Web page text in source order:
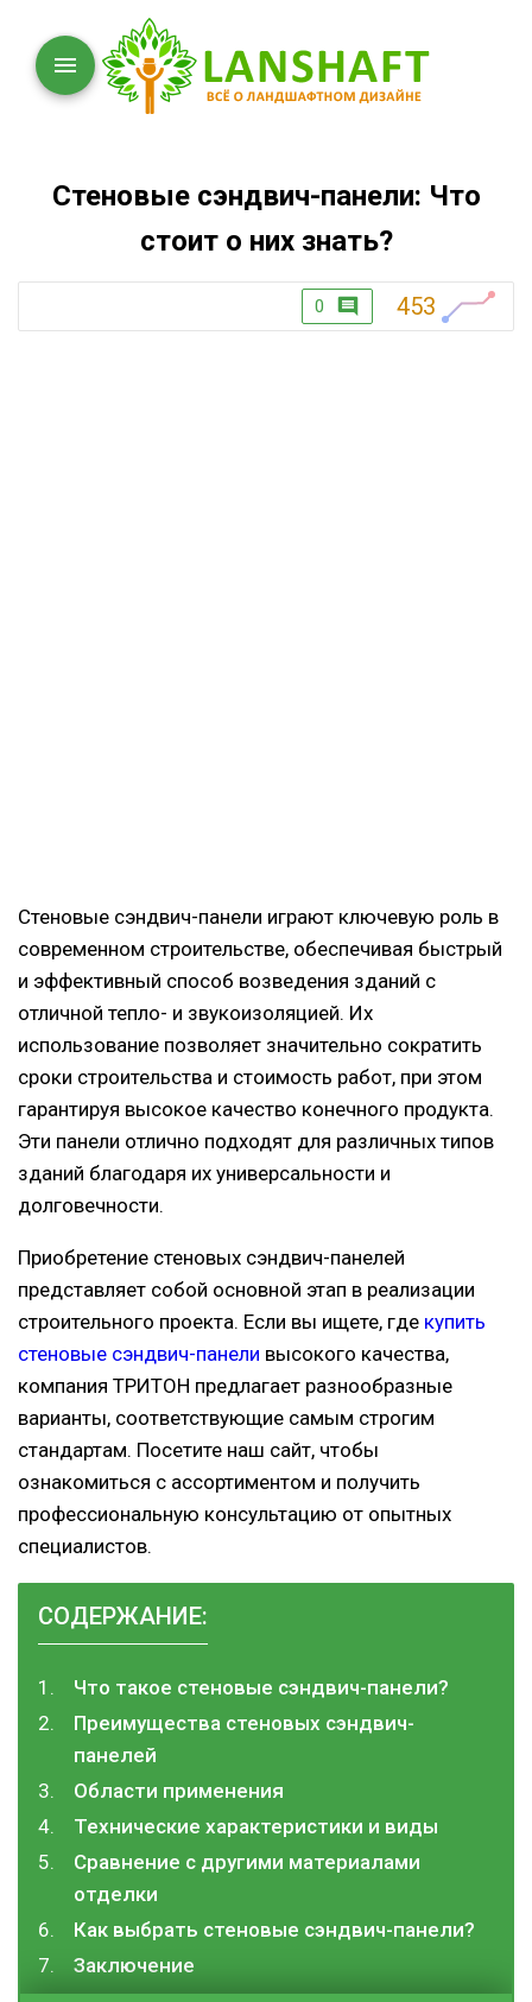
Стеновые сэндвич-панели: Что
стоит о них знать?
0 453
Стеновые сэндвич-панели играют ключевую роль в
современном строительстве, обеспечивая быстрый
и эффективный способ возведения зданий с
отличной тепло- и звукоизоляцией. Их
использование позволяет значительно сократить
сроки строительства и стоимость работ, при этом
гарантируя высокое качество конечного продукта.
Эти панели отлично подходят для различных типов
зданий благодаря их универсальности и
долговечности.
Приобретение стеновых сэндвич-панелей
представляет собой основной этап в реализации
строительного проекта. Если вы ищете, где купить
стеновые сэндвич-панели высокого качества,
компания ТРИТОН предлагает разнообразные
варианты, соответствующие самым строгим
стандартам. Посетите наш сайт, чтобы
ознакомиться с ассортиментом и получить
профессиональную консультацию от опытных
специалистов.
СОДЕРЖАНИЕ:
Что такое стеновые сэндвич-панели?
Преимущества стеновых сэндвич-
панелей
Области применения
Технические характеристики и виды
Сравнение с другими материалами
отделки
Как выбрать стеновые сэндвич-панели?
Заключение